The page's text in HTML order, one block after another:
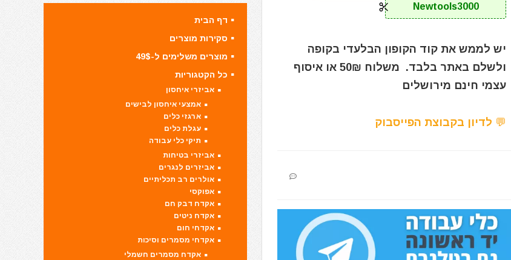
Newtools3000
יש לממש את קוד הקופון הבלעדי בקופה
ולשלם באתר בלבד. משלוח 50₪ או איסוף
עצמי חינם מירושלים
💬 לדיון בקבוצת הפייסבוק
דף הבית
סקירות מוצרים
מוצרים משלימים ל-49$
כל הקטגוריות
אביזרי איחסון
אמצעי איחסון לבישים
ארגזי כלים
עגלת כלים
תיקי כלי עבודה
אביזרי בטיחות
אביזרים לנגרים
אולרים רב תכליתיים
אפוקסי
אקדח דבק חם
אקדח ניטים
אקדחי חום
אקדחי מסמרים וסיכות
אקדח מסמרים חשמלי